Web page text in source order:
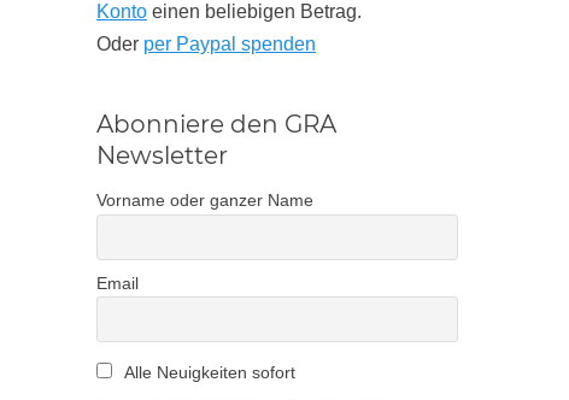
Konto einen beliebigen Betrag.
Oder per Paypal spenden
Abonniere den GRA
Newsletter
Vorname oder ganzer Name
Email
Alle Neuigkeiten sofort